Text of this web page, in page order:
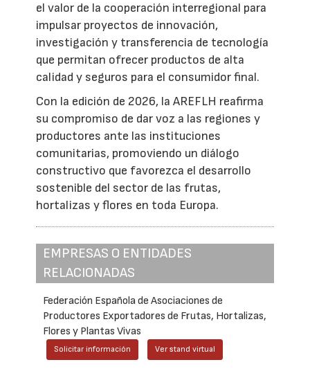
el valor de la cooperación interregional para
impulsar proyectos de innovación,
investigación y transferencia de tecnología
que permitan ofrecer productos de alta
calidad y seguros para el consumidor final.
Con la edición de 2026, la AREFLH reafirma
su compromiso de dar voz a las regiones y
productores ante las instituciones
comunitarias, promoviendo un diálogo
constructivo que favorezca el desarrollo
sostenible del sector de las frutas,
hortalizas y flores en toda Europa.
EMPRESAS O ENTIDADES
RELACIONADAS
Federación Española de Asociaciones de
Productores Exportadores de Frutas, Hortalizas,
Flores y Plantas Vivas
Solicitar información Ver stand virtual